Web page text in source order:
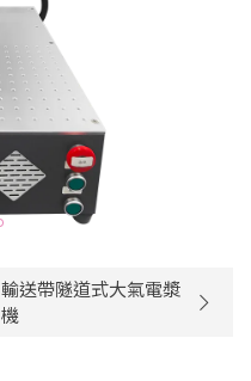
輸送帶隧道式大氣電漿
機